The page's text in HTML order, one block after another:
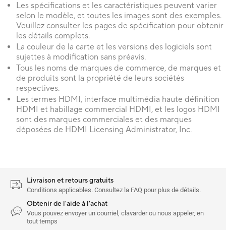
Les spécifications et les caractéristiques peuvent varier
selon le modèle, et toutes les images sont des exemples.
Veuillez consulter les pages de spécification pour obtenir
les détails complets.
La couleur de la carte et les versions des logiciels sont
sujettes à modification sans préavis.
Tous les noms de marques de commerce, de marques et
de produits sont la propriété de leurs sociétés
respectives.
Les termes HDMI, interface multimédia haute définition
HDMI et habillage commercial HDMI, et les logos HDMI
sont des marques commerciales et des marques
déposées de HDMI Licensing Administrator, Inc.
Livraison et retours gratuits
Conditions applicables. Consultez la FAQ pour plus de détails.
Obtenir de l'aide à l'achat
Vous pouvez envoyer un courriel, clavarder ou nous appeler, en
tout temps